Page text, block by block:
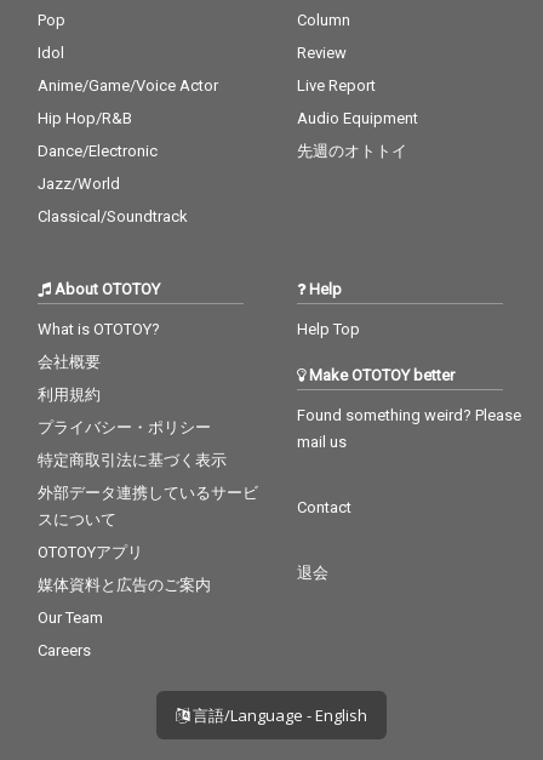
Pop
Idol
Anime/Game/Voice Actor
Hip Hop/R&B
Dance/Electronic
Jazz/World
Classical/Soundtrack
Column
Review
Live Report
Audio Equipment
先週のオトトイ
About OTOTOY
What is OTOTOY?
会社概要
利用規約
プライバシー・ポリシー
特定商取引法に基づく表示
外部データ連携しているサービ
スについて
OTOTOYアプリ
媒体資料と広告のご案内
Our Team
Careers
Help
Help Top
Make OTOTOY better
Found something weird? Please
mail us
Contact
退会
言語/Language - English